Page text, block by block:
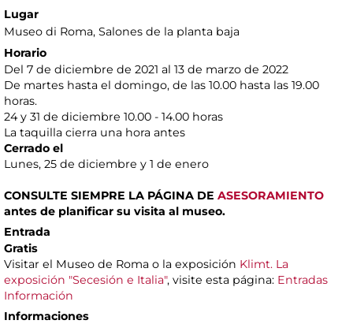
Lugar
Museo di Roma, Salones de la planta baja
Horario
Del 7 de diciembre de 2021 al 13 de marzo de 2022
De martes hasta el domingo, de las 10.00 hasta las 19.00
horas.
24 y 31 de diciembre 10.00 - 14.00 horas
La taquilla cierra una hora antes
Cerrado el
Lunes, 25 de diciembre y 1 de enero
CONSULTE SIEMPRE LA PÁGINA DE ASESORAMIENTO
antes de planificar su visita al museo.
Entrada
Gratis
Visitar el Museo de Roma o la exposición Klimt. La
exposición "Secesión e Italia", visite esta página: Entradas
Información
Informaciones